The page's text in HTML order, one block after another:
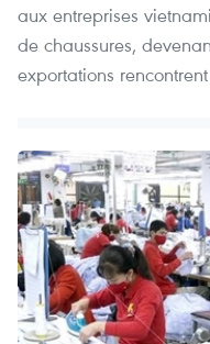
aux entreprises
de chaussures,
exportations